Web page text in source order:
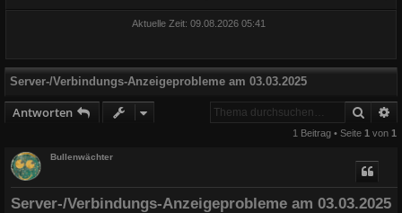
Aktuelle Zeit: 09.08.2026 05:41
Server-/Verbindungs-Anzeigeprobleme am 03.03.2025
Antworten Suche
1 Beitrag • Seite 1 von 1
Bullenwächter
Server-/Verbindungs-Anzeigeprobleme am 03.03.2025